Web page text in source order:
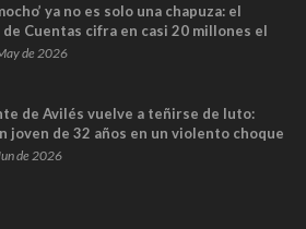
ya no es solo una chapuza: el
Cuentas cifra en casi 20 millones el
de los trenes que no cabían por los
de 2026
de Avilés vuelve a teñirse de luto:
joven de 32 años en un violento choque
de 2026